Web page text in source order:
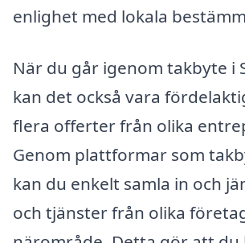
enlighet med lokala
När du går igenom takbyte i
kan det också vara
flera offerter från olika
Genom plattformar som
kan du enkelt samla in och
och tjänster från olika